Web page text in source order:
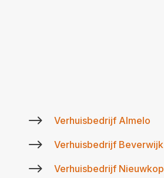
$ Verhuisbedrijf Almelo
$ Verhuisbedrijf Beverwijk
$ Verhuisbedrijf Nieuwkop